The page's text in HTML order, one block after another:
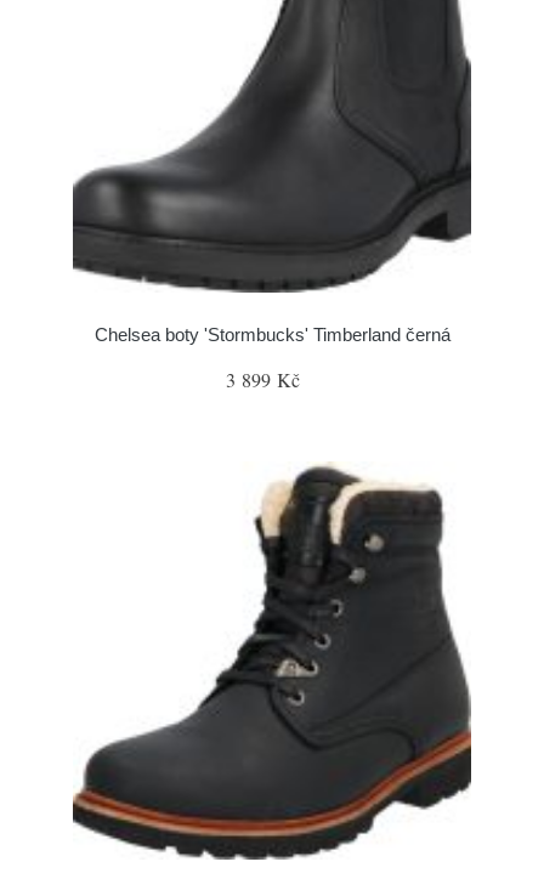
Chelsea boty 'Stormbucks' Timberland černá
3 899 Kč